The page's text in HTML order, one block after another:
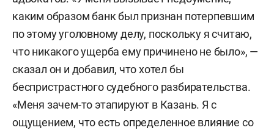
каким образом банк был признан потерпевшим
по этому уголовному делу, поскольку я считаю,
что никакого ущерба ему причинено не было», —
сказал он и добавил, что хотел бы
беспристрастного судебного разбирательства.
«Меня зачем-то этапируют в Казань. Я с
ощущением, что есть определенное влияние со